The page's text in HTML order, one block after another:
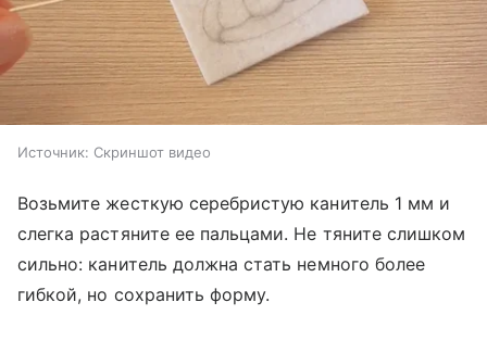
Источник: Скриншот видео
Возьмите жесткую серебристую канитель 1 мм и
слегка растяните ее пальцами. Не тяните слишком
сильно: канитель должна стать немного более
гибкой, но сохранить форму.